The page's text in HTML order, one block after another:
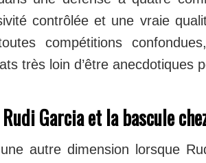
contrôlée et une vraie
compétitions
très loin d’être anecdotiques
Garcia et la bascule
autre dimension lorsque